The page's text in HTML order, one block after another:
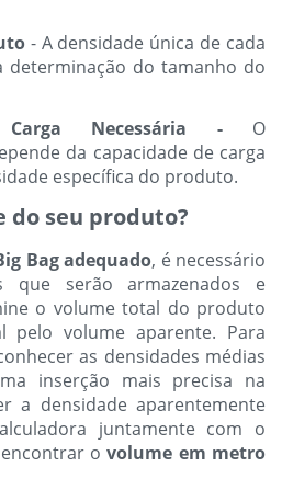
- A densidade única de cada
determinação do tamanho do
Carga Necessária - O
da capacidade de carga
específica do produto.
do seu produto?
Bag adequado, é necessário
que serão armazenados e
o volume total do produto
pelo volume aparente. Para
as densidades médias
inserção mais precisa na
a densidade aparentemente
juntamente com o
ovolume em metro